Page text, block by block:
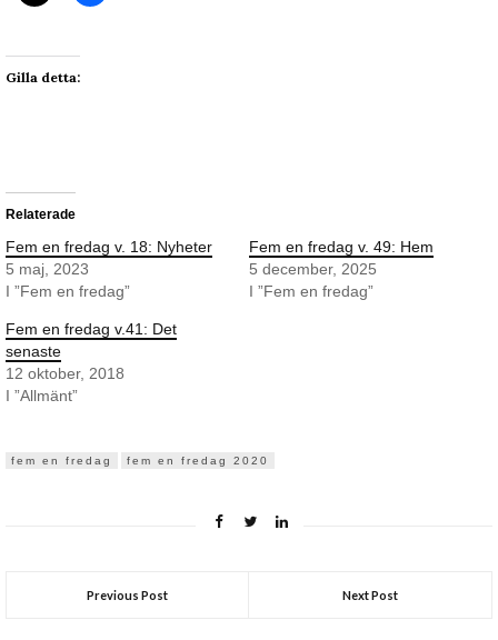
Gilla detta:
Relaterade
Fem en fredag v. 18: Nyheter
5 maj, 2023
I ”Fem en fredag”
Fem en fredag v. 49: Hem
5 december, 2025
I ”Fem en fredag”
Fem en fredag v.41: Det
senaste
12 oktober, 2018
I ”Allmänt”
fem en fredag fem en fredag 2020
Previous Post Next Post